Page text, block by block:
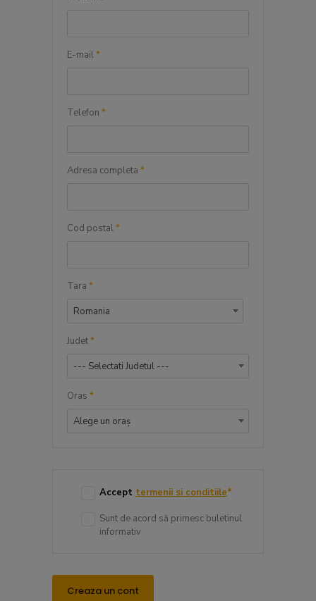
E-mail*
Telefon *
Adresa completa *
Cod postal*
Tara *
Romania
Judet*
--- Selectati Judetul ---
Oras *
Alege un oraș
Accept termenii si conditiile*
Sunt de acord să primesc buletinul
informativ
Creaza un cont